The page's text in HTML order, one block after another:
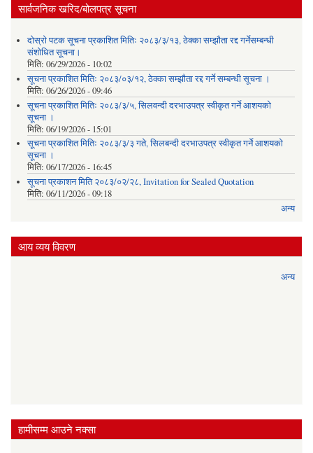
सार्वजनिक खरिद/बोलपत्र सूचना
दोस्रो पटक सूचना प्रकाशित मितिः २०८३/३/१३, ठेक्का सम्झौता रद्द गर्नेसम्बन्धी
संशोधित सूचना।
मिति: 06/29/2026 - 10:02
सूचना प्रकाशित मितिः २०८३/०३/१२, ठेक्का सम्झौता रद्द गर्ने सम्बन्धी सूचना ।
मिति: 06/26/2026 - 09:46
सूचना प्रकाशित मितिः २०८३/३/५, सिलवन्दी दरभाउपत्र स्वीकृत गर्ने आशयको
सूचना ।
मिति: 06/19/2026 - 15:01
सूचना प्रकाशित मितिः २०८३/३/३ गते, सिलबन्दी दरभाउपत्र स्वीकृत गर्ने आशयको
सूचना ।
मिति: 06/17/2026 - 16:45
सूचना प्रकाशन मिति २०८३/०२/२८, Invitation for Sealed Quotation
मिति: 06/11/2026 - 09:18
अन्य
आय व्यय विवरण
अन्य
हामीसम्म आउने नक्सा